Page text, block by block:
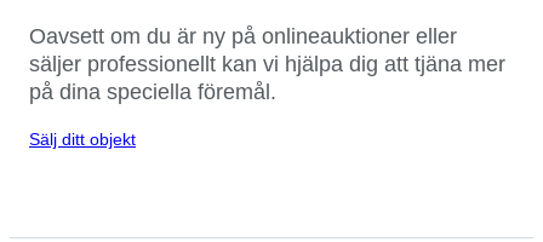
Oavsett om du är ny på onlineauktioner eller
säljer professionellt kan vi hjälpa dig att tjäna mer
på dina speciella föremål.
Sälj ditt objekt